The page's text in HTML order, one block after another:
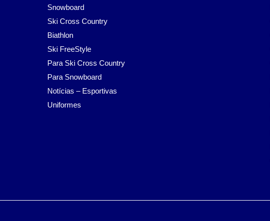
Snowboard
Ski Cross Country
Biathlon
Ski FreeStyle
Para Ski Cross Country
Para Snowboard
Notícias – Esportivas
Uniformes